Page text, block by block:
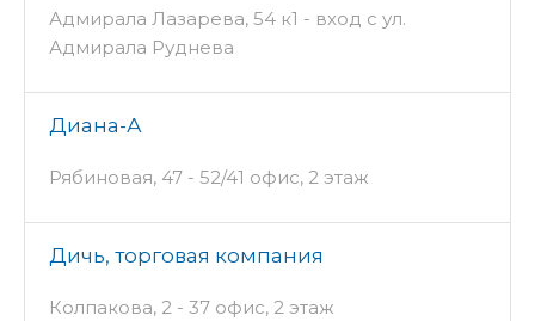
Адмирала Лазарева, 54 к1 - вход с ул.
Адмирала Руднева
Диана-А
Рябиновая, 47 - 52/41 офис, 2 этаж
Дичь, торговая компания
Колпакова, 2 - 37 офис, 2 этаж